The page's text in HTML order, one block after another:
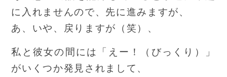
に入れませんので、先に進みますが、
あ、いや、戻りますが（笑）、
私と彼女の間には「えー！（びっくり）」
がいくつか発見されまして、